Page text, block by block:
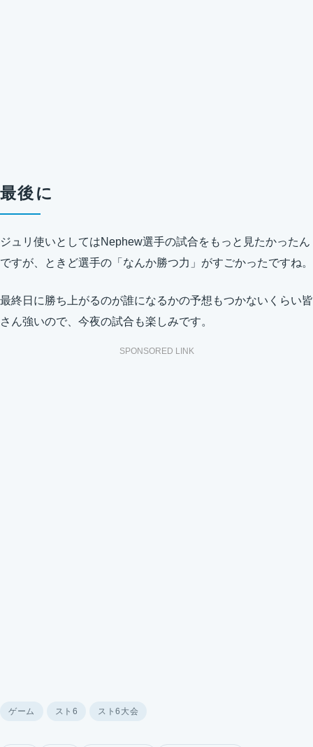
最後に
ジュリ使いとしてはNephew選手の試合をもっと見たかったん
ですが、ときど選手の「なんか勝つ力」がすごかったですね。
最終日に勝ち上がるのが誰になるかの予想もつかないくらい皆
さん強いので、今夜の試合も楽しみです。
SPONSORED LINK
ゲーム スト6 スト6大会